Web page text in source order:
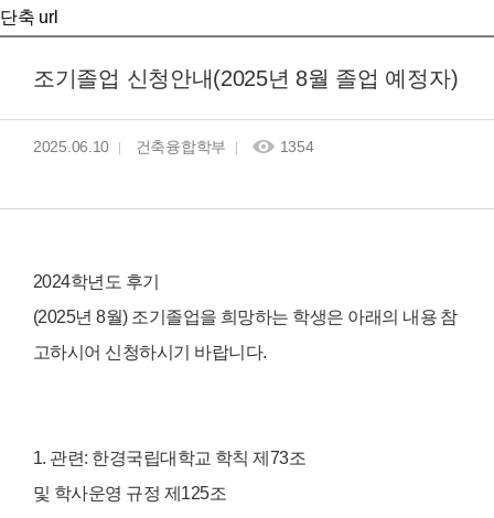
단축 url
조기졸업 신청안내(2025년 8월 졸업 예정자)
2025.06.10 건축융합학부 1354
2024학년도 후기
(2025년 8월) 조기졸업을 희망하는 학생은 아래의 내용 참
고하시어 신청하시기 바랍니다.
1. 관련: 한경국립대학교 학칙 제 73조
및 학사운영 규정 제 125조